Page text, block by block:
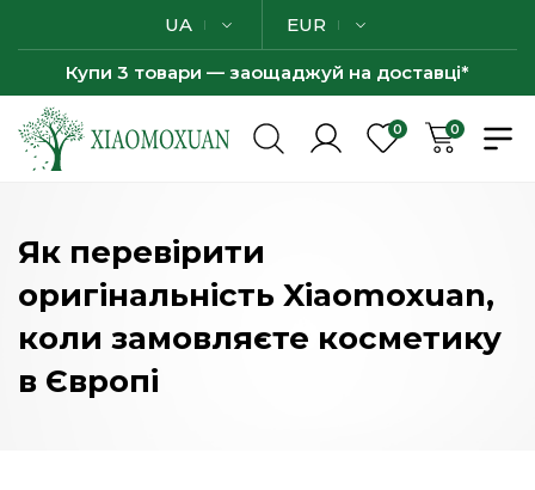
UA EUR
Купи 3 товари — заощаджуй на доставці*
0 0
Як перевірити
оригінальність Xiaomoxuan,
коли замовляєте косметику
в Європі